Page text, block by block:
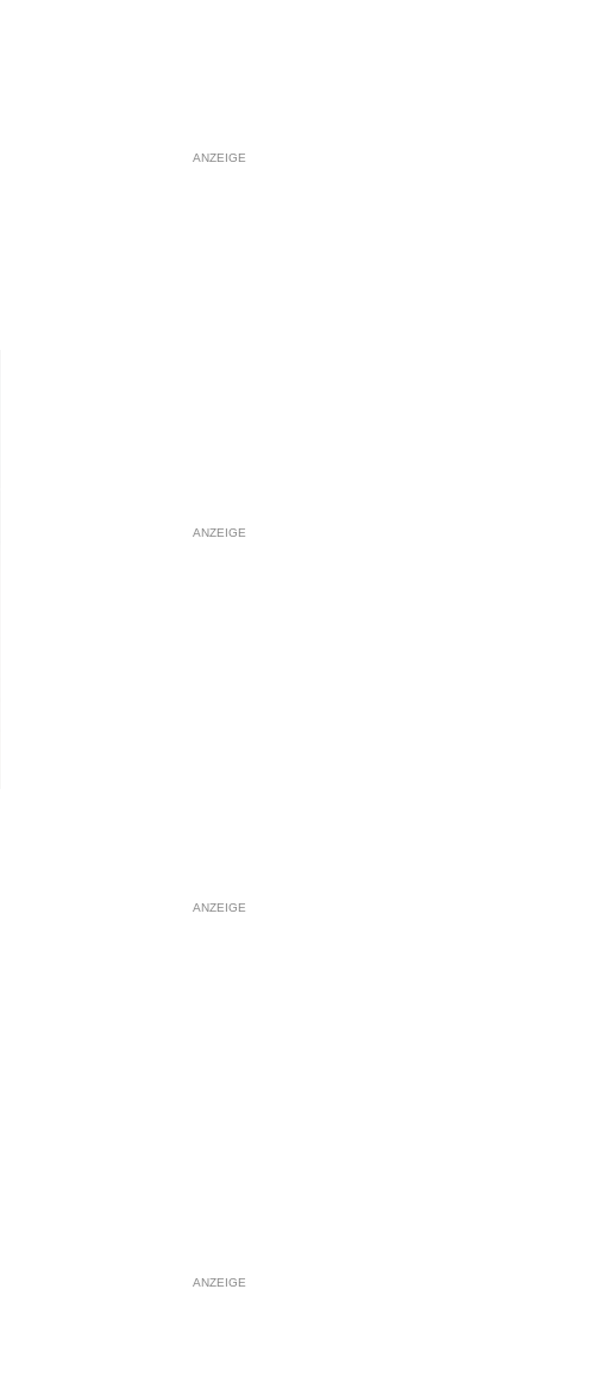
ANZEIGE
ANZEIGE
ANZEIGE
ANZEIGE